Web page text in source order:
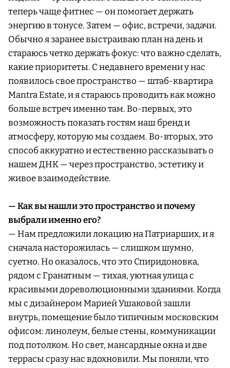
теперь чаще фитнес — он помогает держать
энергию в тонусе. Затем — офис, встречи, задачи.
Обычно я заранее выстраиваю план на день и
стараюсь четко держать фокус: что важно сделать,
какие приоритеты. С недавнего времени у нас
появилось свое пространство — штаб-квартира
Mantra Estate, и я стараюсь проводить как можно
больше встреч именно там. Во-первых, это
возможность показать гостям наш бренд и
атмосферу, которую мы создаем. Во-вторых, это
способ аккуратно и естественно рассказывать о
нашем ДНК — через пространство, эстетику и
живое взаимодействие.
— Как вы нашли это пространство и почему
выбрали именно его?
— Нам предложили локацию на Патриарших, и я
сначала насторожилась — слишком шумно,
суетно. Но оказалось, что это Спиридоновка,
рядом с Гранатным — тихая, уютная улица с
красивыми дореволюционными зданиями. Когда
мы с дизайнером Марией Ушаковой зашли
внутрь, помещение было типичным московским
офисом: линолеум, белые стены, коммуникации
под потолком. Но свет, мансардные окна и две
террасы сразу нас вдохновили. Мы поняли, что